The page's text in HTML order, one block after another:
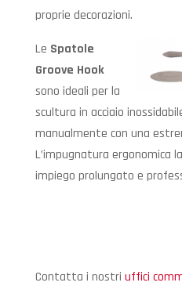
proprie decorazioni.
Le Spatole
Groove Hook
sono ideali per la
scultura in acciaio
manualmente con una
L’impugnatura ergonomica
impiego prolungato e
Contatta i nostri uffici